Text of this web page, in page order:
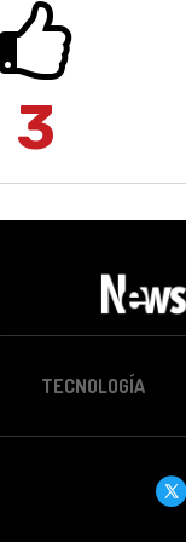
3
TECNOLOGÍA